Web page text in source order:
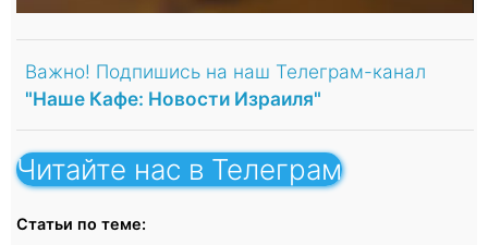
Важно! Подпишись на наш Телеграм-канал
"Наше Кафе: Новости Израиля"
Читайте нас в Телеграм
Статьи по теме: